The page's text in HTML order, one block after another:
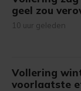
geel zou
10 uur geleden
Vollering
voorlaatste